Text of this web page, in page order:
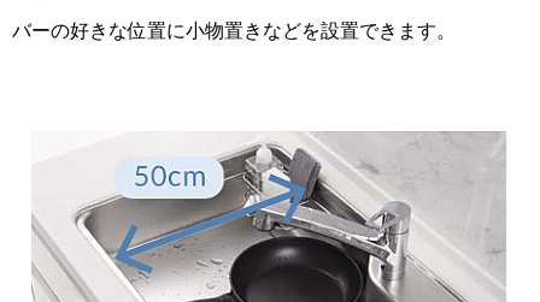
バーの好きな位置に小物置きなどを設置できます。